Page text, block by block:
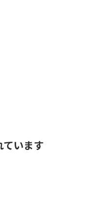
ています